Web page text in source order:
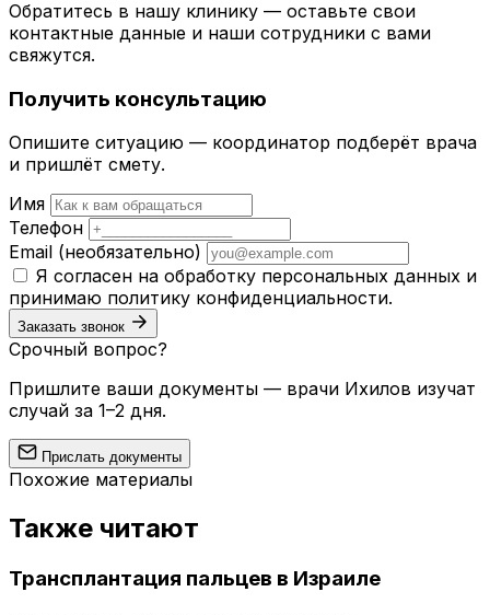
Обратитесь в нашу клинику — оставьте свои
контактные данные и наши сотрудники с вами
свяжутся.
Получить консультацию
Опишите ситуацию — координатор подберёт врача
и пришлёт смету.
Имя
Телефон
Email (необязательно)
Я согласен на обработку персональных данных и
принимаю политику конфиденциальности.
Заказать звонок
Срочный вопрос?
Пришлите ваши документы — врачи Ихилов изучат
случай за 1–2 дня.
Прислать документы
Похожие материалы
Также читают
Трансплантация пальцев в Израиле